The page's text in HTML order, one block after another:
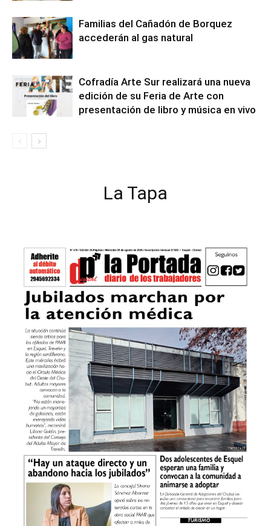
Familias del Cañadón de Borquez
accederán al gas natural
Cofradía Arte Sur realizará una nueva
edición de su Feria de Arte con
presentación de libro y música en vivo
La Tapa